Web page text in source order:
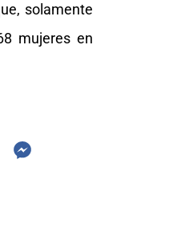
solamente
mujeres en
C